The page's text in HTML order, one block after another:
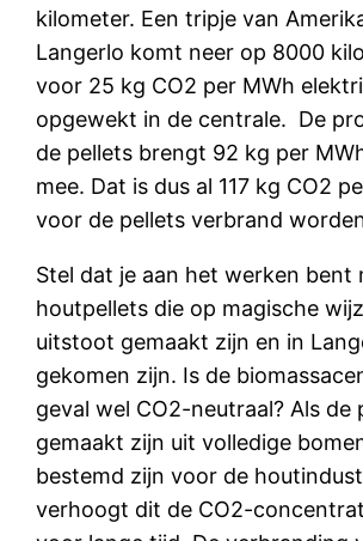
kilometer. Een tripje van
Langerlo komt neer op 8000
voor 25 kg CO2 per MWh
opgewekt in de centrale. De
de pellets brengt 92 kg per
mee. Dat is dus al 117 kg CO2
voor de pellets verbrand
Stel dat je aan het werken bent
houtpellets die op magische
uitstoot gemaakt zijn en in
gekomen zijn. Is de
geval wel CO2-neutraal? Als de
gemaakt zijn uit volledige
bestemd zijn voor de
verhoogt dit de CO2-